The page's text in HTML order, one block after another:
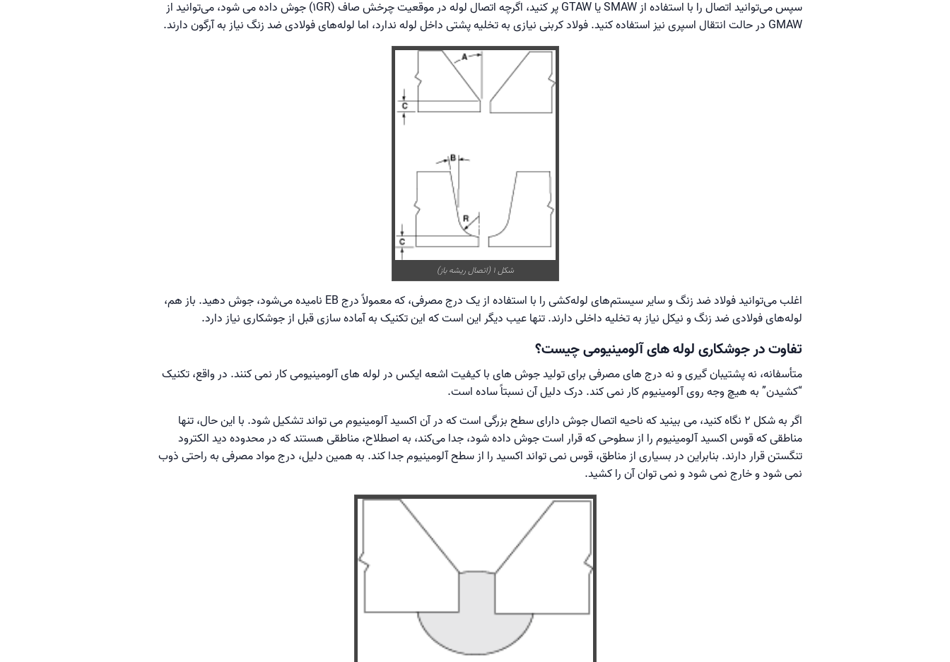
سپس می‌توانید اتصال را با استفاده از SMAW یا GTAW پر کنید، اگرچه اتصال لوله در موقعیت چرخش صاف (1GR) جوش داده می شود، می‌توانید از
GMAW در حالت انتقال اسپری نیز استفاده کنید. فولاد کربنی نیازی به تخلیه پشتی داخل لوله ندارد، اما لوله‌های فولادی ضد زنگ نیاز به آرگون دارند.
شکل 1 (اتصال ریشه باز)
اغلب می‌توانید فولاد ضد زنگ و سایر سیستم‌های لوله‌کشی را با استفاده از یک درج مصرفی، که معمولاً درج EB نامیده می‌شود، جوش دهید. باز هم،
لوله‌های فولادی ضد زنگ و نیکل نیاز به تخلیه داخلی دارند. تنها عیب دیگر این است که این تکنیک به آماده سازی قبل از جوشکاری نیاز دارد.
تفاوت در جوشکاری لوله های آلومینیومی چیست؟
متأسفانه، نه پشتیبان گیری و نه درج های مصرفی برای تولید جوش های با کیفیت اشعه ایکس در لوله های آلومینیومی کار نمی کنند. در واقع، تکنیک
“کشیدن” به هیچ وجه روی آلومینیوم کار نمی کند. درک دلیل آن نسبتاً ساده است.
اگر به شکل 2 نگاه کنید، می بینید که ناحیه اتصال جوش دارای سطح بزرگی است که در آن اکسید آلومینیوم می تواند تشکیل شود. با این حال، تنها
مناطقی که قوس اکسید آلومینیوم را از سطوحی که قرار است جوش داده شود، جدا می‌کند، به اصطلاح، مناطقی هستند که در محدوده دید الکترود
تنگستن قرار دارند. بنابراین در بسیاری از مناطق، قوس نمی تواند اکسید را از سطح آلومینیوم جدا کند. به همین دلیل، درج مواد مصرفی به راحتی ذوب
نمی شود و خارج نمی شود و نمی توان آن را کشید.